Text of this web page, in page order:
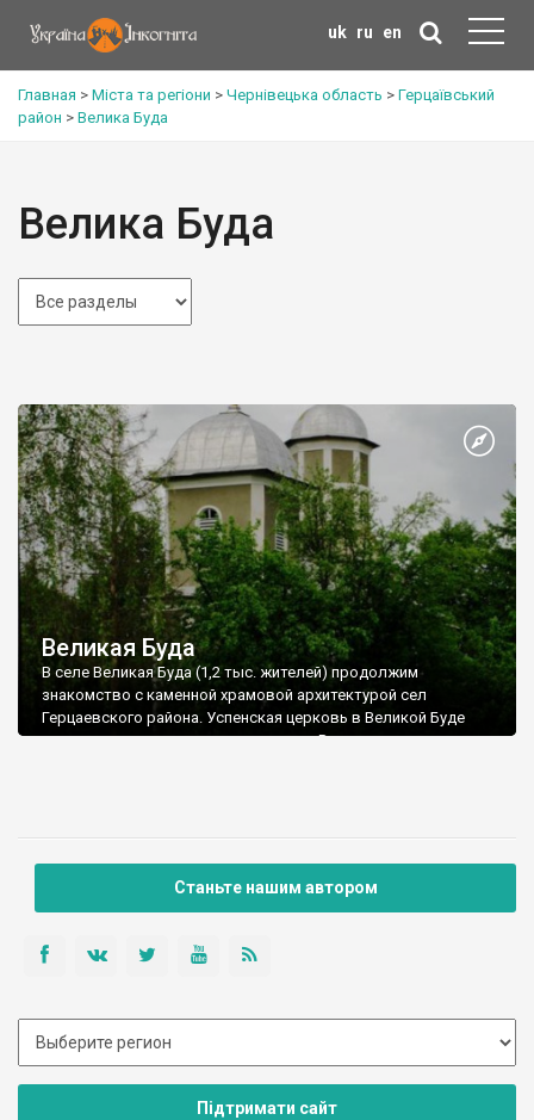
uk ru en
Главная > Міста та регіони > Чернівецька область > Герцаївський
район > Велика Буда
Велика Буда
Великая Буда
В селе Великая Буда (1,2 тыс. жителей) продолжим
знакомство с каменной храмовой архитектурой сел
Герцаевского района. Успенская церковь в Великой Буде
появилась значительно позже храма Рождества в соседних
Станьте нашим автором
Підтримати сайт